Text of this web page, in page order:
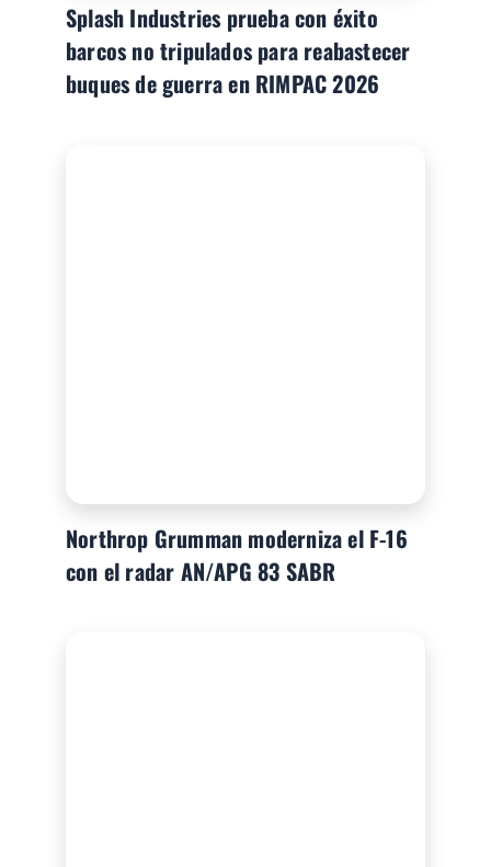
Splash Industries prueba con éxito
barcos no tripulados para reabastecer
buques de guerra en RIMPAC 2026
Northrop Grumman moderniza el F-16
con el radar AN/APG 83 SABR